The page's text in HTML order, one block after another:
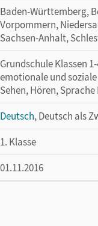
Baden-Württemberg,
Vorpommern,
Sachsen-Anhalt,
Grundschule Klassen
emotionale und
Sehen, Hören,
Deutsch, Deutsch als
1. Klasse
01.11.2016